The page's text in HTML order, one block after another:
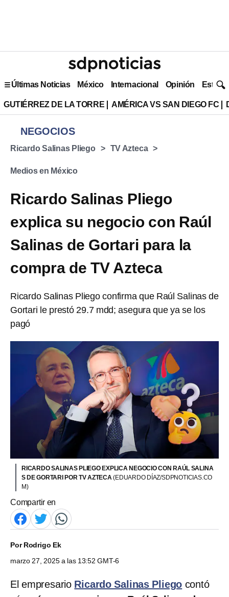
Últimas Noticias México Internacional Opinión Estilo
GUTIÉRREZ DE LA TORRE AMÉRICA VS SAN DIEGO FC
NEGOCIOS
Ricardo Salinas Pliego TV Azteca
Medios en México
Ricardo Salinas Pliego
explica su negocio con Raúl
Salinas de Gortari para la
compra de TV Azteca
Ricardo Salinas Pliego confirma que Raúl Salinas de
Gortari le prestó 29.7 mdd; asegura que ya se los
pagó
RICARDO SALINAS PLIEGO EXPLICA NEGOCIO CON RAÚL SALINA
S DE GORTARI POR TV AZTECA(EDUARDO DÍAZ/SDPNOTICIAS.CO
M)
Compartir en
PorRodrigo Ek
marzo 27, 2025 a las 13:52 GMT-6
El empresario Ricardo Salinas Pliego contó